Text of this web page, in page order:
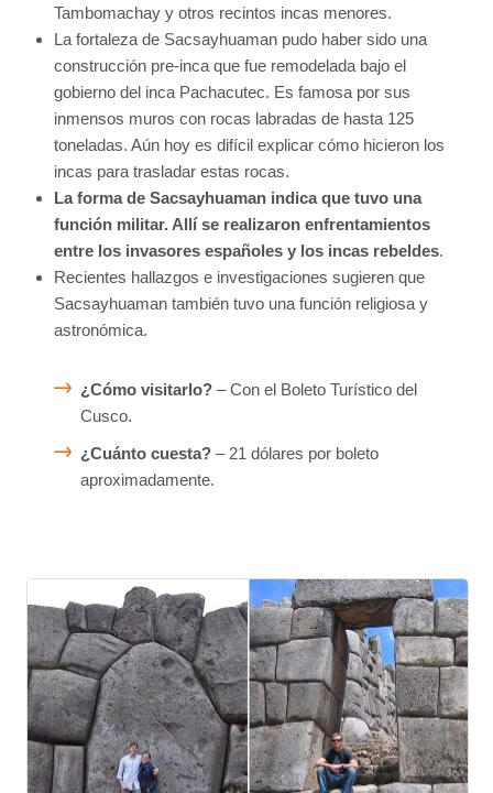
Tambomachay y otros recintos incas menores.
La fortaleza de Sacsayhuaman pudo haber sido una
construcción pre-inca que fue remodelada bajo el
gobierno del inca Pachacutec. Es famosa por sus
inmensos muros con rocas labradas de hasta 125
toneladas. Aún hoy es difícil explicar cómo hicieron los
incas para trasladar estas rocas.
La forma de Sacsayhuaman indica que tuvo una
función militar. Allí se realizaron enfrentamientos
entre los invasores españoles y los incas rebeldes.
Recientes hallazgos e investigaciones sugieren que
Sacsayhuaman también tuvo una función religiosa y
astronómica.
¿Cómo visitarlo? – Con el Boleto Turístico del
Cusco.
¿Cuánto cuesta? – 21 dólares por boleto
aproximadamente.